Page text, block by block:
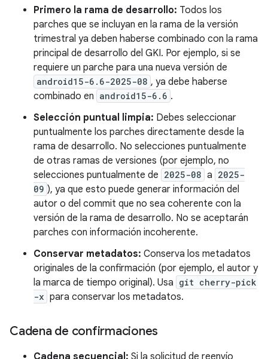
Primero la rama de desarrollo: Todos los
parches que se incluyan en la rama de la versión
trimestral ya deben haberse combinado con la rama
principal de desarrollo del GKI. Por ejemplo, si se
requiere un parche para una nueva versión de
android15-6.6-2025-08 , ya debe haberse
combinado en android15-6.6 .
Selección puntual limpia: Debes seleccionar
puntualmente los parches directamente desde la
rama de desarrollo. No selecciones puntualmente
de otras ramas de versiones (por ejemplo, no
selecciones puntualmente de 2025-08 a 2025-
09 ), ya que esto puede generar información del
autor o del commit que no sea coherente con la
versión de la rama de desarrollo. No se aceptarán
parches con información incoherente.
Conservar metadatos: Conserva los metadatos
originales de la confirmación (por ejemplo, el autor y
la marca de tiempo original). Usa git cherry-pick
-x para conservar los metadatos.
Cadena de confirmaciones
Cadena secuencial: Si la solicitud de reenvío